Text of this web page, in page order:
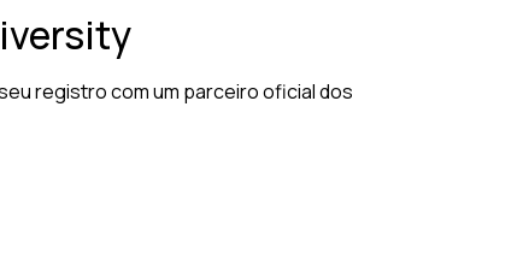
registro com um parceiro oficial dos